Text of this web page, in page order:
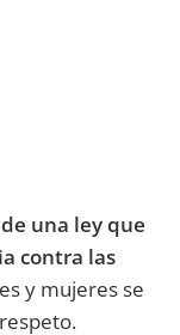
una ley que
contra las
y mujeres se